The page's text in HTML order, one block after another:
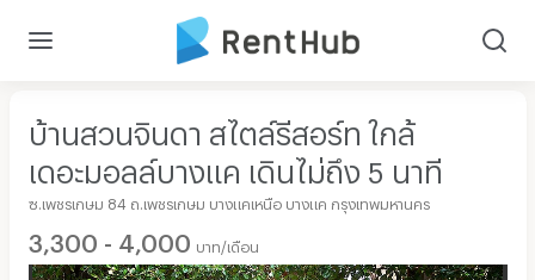
บ้านสวนจินดา สไตล์รีสอร์ท ใกล้
เดอะมอลล์บางแค เดินไม่ถึง 5 นาที
ซ.เพชรเกษม 84 ถ.เพชรเกษม บางแคเหนือ บางแค กรุงเทพมหานคร
3,300 - 4,000 บาท/เดือน